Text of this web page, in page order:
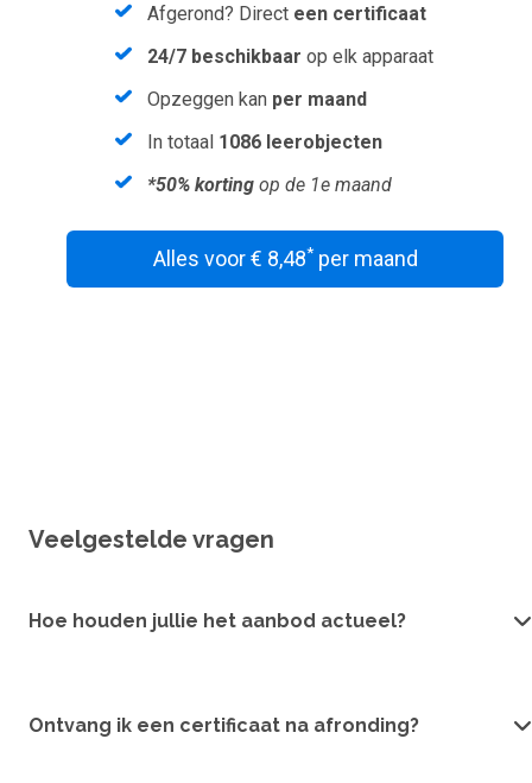
Afgerond? Direct een certificaat
24/7 beschikbaar op elk apparaat
Opzeggen kan per maand
In totaal 1086 leerobjecten
*50% korting op de 1e maand
Alles voor € 8,48*per maand
Veelgestelde vragen
Hoe houden jullie het aanbod actueel?
Ontvang ik een certificaat na afronding?